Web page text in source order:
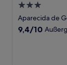
3.0-
Sterne-
Unterkunft
Aparecida de
9.4
9,4/10